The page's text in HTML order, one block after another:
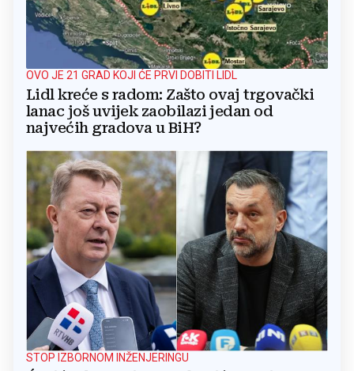
OVO JE 21 GRAD KOJI ĆE PRVI DOBITI LIDL
Lidl kreće s radom: Zašto ovaj trgovački
lanac još uvijek zaobilazi jedan od
najvećih gradova u BiH?
STOP IZBORNOM INŽENJERINGU